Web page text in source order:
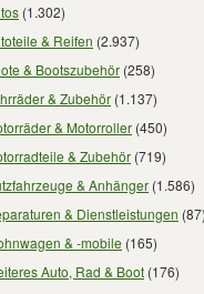
(1.302)
& Reifen (2.937)
& Bootszubehör (258)
& Zubehör (1.137)
& Motorroller (450)
& Zubehör (719)
& Anhänger (1.586)
& Dienstleistungen (87)
& -mobile (165)
Auto, Rad & Boot (176)